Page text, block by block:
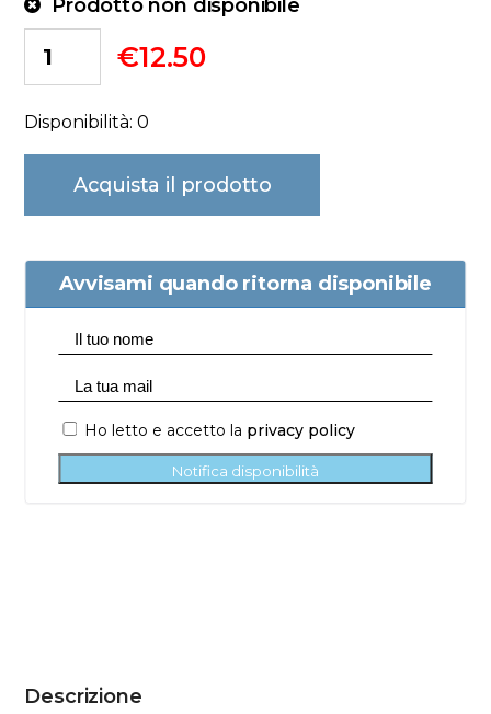
Prodotto non disponibile
€12.50
Disponibilità: 0
Acquista il prodotto
Avvisami quando ritorna disponibile
Ho letto e accetto la privacy policy
Notifica disponibilità
Descrizione